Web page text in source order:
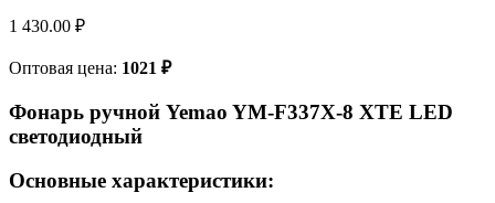
1 430.00 ₽
Оптовая цена: 1021 ₽
Фонарь ручной Yemao YM-F337X-8 XTE LED
светодиодный
Основные характеристики: